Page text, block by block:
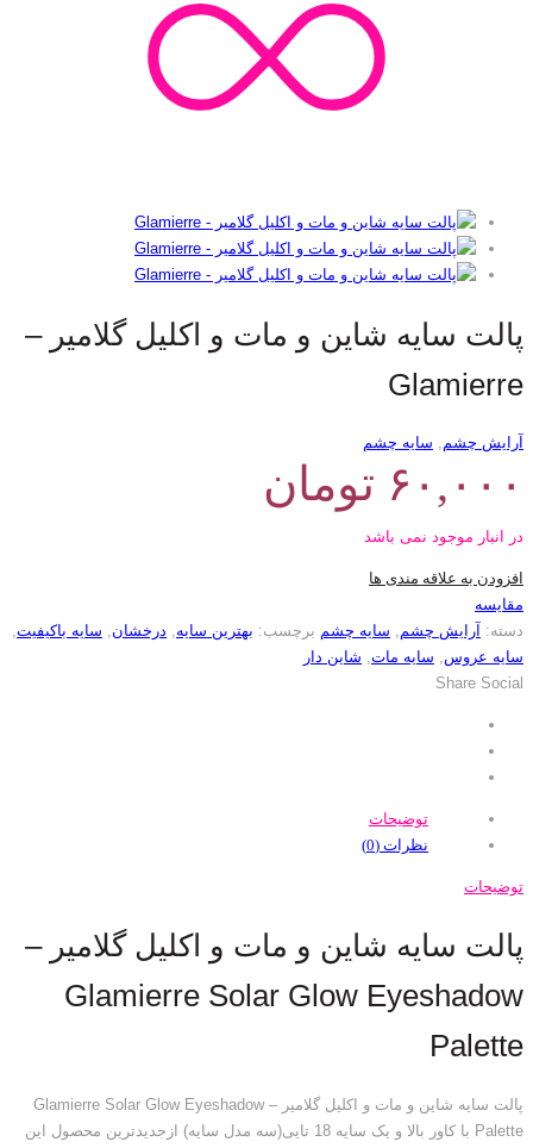
پالت سایه شاین و مات و اکلیل گلامیر –
Glamierre
آرایش چشم, سایه چشم
۶۰,۰۰۰ تومان
در انبار موجود نمی باشد
افزودن به علاقه مندی ها
مقایسه
دسته: آرایش چشم, سایه چشم برچسب: بهترین سایه, درخشان, سایه باکیفیت,
سایه عروس, سایه مات, شاین دار
Share Social
توضیحات
نظرات (0)
توضیحات
پالت سایه شاین و مات و اکلیل گلامیر –
Glamierre Solar Glow Eyeshadow
Palette
پالت سایه شاین و مات و اکلیل گلامیر – Glamierre Solar Glow Eyeshadow
Palette با کاور بالا و یک سایه 18 تایی(سه مدل سایه) ازجدیدترین محصول این